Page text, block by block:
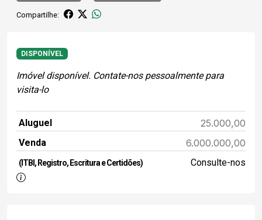
Compartilhe:
DISPONÍVEL
Imóvel disponível. Contate-nos pessoalmente para
visita-lo
Aluguel 25.000,00
Venda 6.000.000,00
(ITBI, Registro, Escritura e Certidões) Consulte-nos